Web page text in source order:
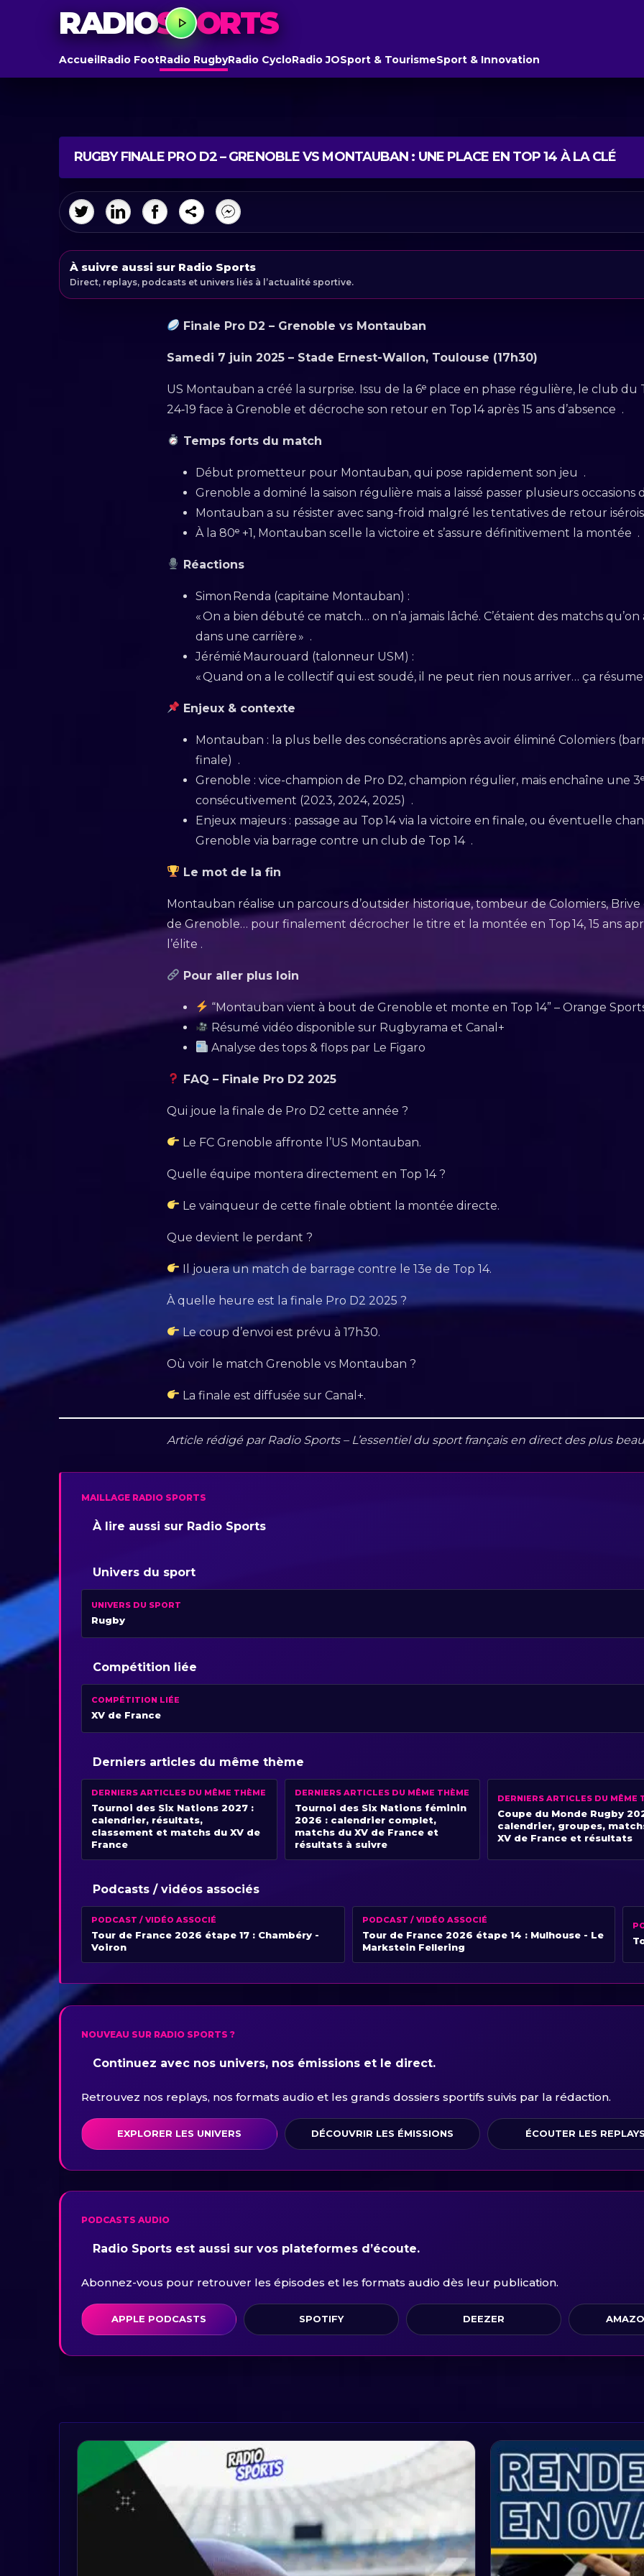
RADIOSPORTS
AccueilRadio FootRadio RugbyRadio CycloRadio JOSport & TourismeSport & Innovation
RUGBY FINALE PRO D2 – GRENOBLE VS MONTAUBAN : UNE PLACE EN TOP 14 À LA CLÉ
À suivre aussi sur Radio Sports
Direct, replays, podcasts et univers liés à l’actualité sportive.
Finale Pro D2 – Grenoble vs Montauban
Samedi 7 juin 2025 – Stade Ernest-Wallon, Toulouse (17h30)
US Montauban a créé la surprise. Issu de la 6ᵉ place en phase régulière, le club du
24‑19 face à Grenoble et décroche son retour en Top 14 après 15 ans d’absence .
Temps forts du match
Début prometteur pour Montauban, qui pose rapidement son jeu .
Grenoble a dominé la saison régulière mais a laissé passer plusieurs
Montauban a su résister avec sang-froid malgré les tentatives de retour
À la 80ᵉ +1, Montauban scelle la victoire et s’assure définitivement la montée .
Réactions
Simon Renda (capitaine Montauban) :
« On a bien débuté ce match… on n’a jamais lâché. C’étaient des matchs
dans une carrière » .
Jérémié Maurouard (talonneur USM) :
« Quand on a le collectif qui est soudé, il ne peut rien nous arriver… ça résume
Enjeux & contexte
Montauban : la plus belle des consécrations après avoir éliminé Colomiers
finale) .
Grenoble : vice-champion de Pro D2, champion régulier, mais enchaîne une
consécutivement (2023, 2024, 2025) .
Enjeux majeurs : passage au Top 14 via la victoire en finale, ou éventuelle
Grenoble via barrage contre un club de Top 14 .
Le mot de la fin
Montauban réalise un parcours d’outsider historique, tombeur de Colomiers,
de Grenoble… pour finalement décrocher le titre et la montée en Top 14, 15 ans
l’élite .
Pour aller plus loin
“Montauban vient à bout de Grenoble et monte en Top 14” – Orange
Résumé vidéo disponible sur Rugbyrama et Canal+
Analyse des tops & flops par Le Figaro
FAQ – Finale Pro D2 2025
Qui joue la finale de Pro D2 cette année ?
Le FC Grenoble affronte l’US Montauban.
Quelle équipe montera directement en Top 14 ?
Le vainqueur de cette finale obtient la montée directe.
Que devient le perdant ?
Il jouera un match de barrage contre le 13e de Top 14.
À quelle heure est la finale Pro D2 2025 ?
Le coup d’envoi est prévu à 17h30.
Où voir le match Grenoble vs Montauban ?
La finale est diffusée sur Canal+.
Article rédigé par Radio Sports – L’essentiel du sport français en direct des plus
MAILLAGE RADIO SPORTS
À lire aussi sur Radio Sports
Univers du sport
UNIVERS DU SPORT
Rugby
Compétition liée
COMPÉTITION LIÉE
XV de France
Derniers articles du même thème
DERNIERS ARTICLES DU MÊME THÈME
Tournoi des Six Nations 2027 :
calendrier, résultats,
classement et matchs du XV de
France
DERNIERS ARTICLES DU MÊME THÈME
Tournoi des Six Nations féminin
2026 : calendrier complet,
matchs du XV de France et
résultats à suivre
DERNIERS ARTICLES DU MÊME
Coupe du Monde Rugby
calendrier, groupes,
XV de France et résultats
Podcasts / vidéos associés
PODCAST / VIDÉO ASSOCIÉ
Tour de France 2026 étape 17 : Chambéry -
Voiron
PODCAST / VIDÉO ASSOCIÉ
Tour de France 2026 étape 14 : Mulhouse - Le
Markstein Fellering
NOUVEAU SUR RADIO SPORTS ?
Continuez avec nos univers, nos émissions et le direct.
Retrouvez nos replays, nos formats audio et les grands dossiers sportifs suivis par la rédaction.
EXPLORER LES UNIVERS DÉCOUVRIR LES ÉMISSIONS ÉCOUTER LES
PODCASTS AUDIO
Radio Sports est aussi sur vos plateformes d’écoute.
Abonnez-vous pour retrouver les épisodes et les formats audio dès leur publication.
APPLE PODCASTS SPOTIFY DEEZER